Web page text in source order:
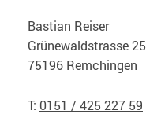
Bastian Reiser
Grünewaldstrasse 25
75196 Remchingen
T: 0151 / 425 227 59